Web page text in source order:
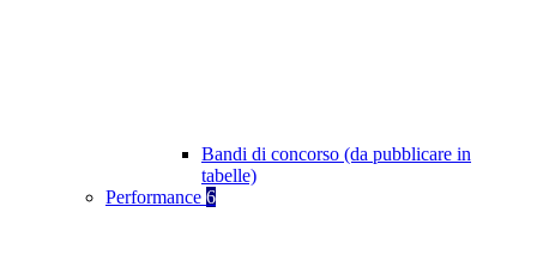
Bandi di concorso (da pubblicare in
tabelle)
Performance 6